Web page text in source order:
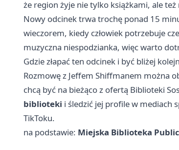
że region żyje nie tylko książkami, ale
Nowy odcinek trwa trochę ponad 15
wieczorem, kiedy człowiek potrzebuje
muzyczna niespodzianka, więc warto
Gdzie złapać ten odcinek i być bliżej
Rozmowę z Jeffem Shiffmanem można
chcą być na bieżąco z ofertą Biblioteki
biblioteki i śledzić jej profile w mediach
TikToku.
na podstawie: Miejska Biblioteka